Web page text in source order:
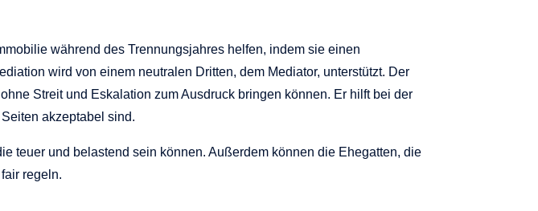
während des Trennungsjahres helfen, indem sie einen
wird von einem neutralen Dritten, dem Mediator, unterstützt. Der
Streit und Eskalation zum Ausdruck bringen können. Er hilft bei der
akzeptabel sind.
teuer und belastend sein können. Außerdem können die Ehegatten, die
regeln.